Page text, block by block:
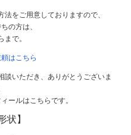
をご用意しておりますので、
の方は、
まで。
はこちら
談いただき、ありがとうございま
ールはこちらです。
状】